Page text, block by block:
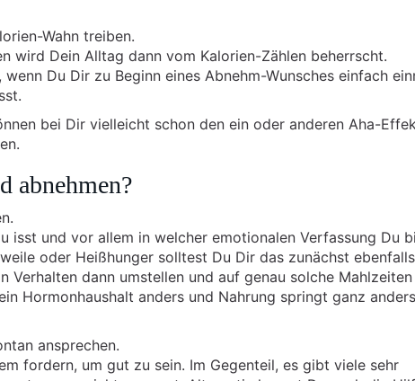
Wahn treiben.
wird Dein Alltag dann vom Kalorien-Zählen beherrscht.
Du Dir zu Beginn eines Abnehm-Wunsches einfach
bei Dir vielleicht schon den ein oder anderen Aha-
abnehmen?
isst und vor allem in welcher emotionalen Verfassung Du
oder Heißhunger solltest Du Dir das zunächst
Verhalten dann umstellen und auf genau solche Mahlzeiten
Hormonhaushalt anders und Nahrung springt ganz
ansprechen.
fordern, um gut zu sein. Im Gegenteil, es gibt viele sehr